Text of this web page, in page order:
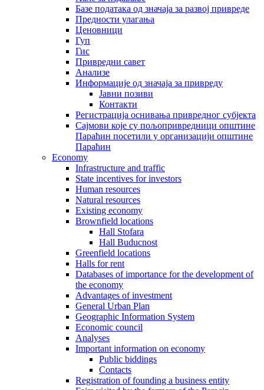
Базе података од значаја за развој привреде
Предности улагања
Ценовници
Гуп
Гис
Привредни савет
Aнализе
Информације од значаја за привреду
Јавни позиви
Контакти
Регистрација оснивања привредног субјекта
Сајмови које су пољопривредници општине
Параћин посетили у организацији општине
Параћин
Economy
Infrastructure and traffic
State incentives for investors
Human resources
Natural resources
Existing economy
Brownfield locations
Hall Stofara
Hall Buducnost
Greenfield locations
Halls for rent
Databases of importance for the development of
the economy
Advantages of investment
General Urban Plan
Geographic Information System
Еconomic council
Analyses
Important information on economy
Public biddings
Contacts
Registration of founding a business entity